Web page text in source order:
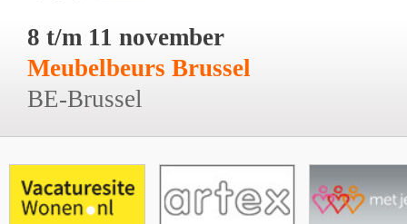
8 t/m 11 november
Meubelbeurs Brussel
BE-Brussel